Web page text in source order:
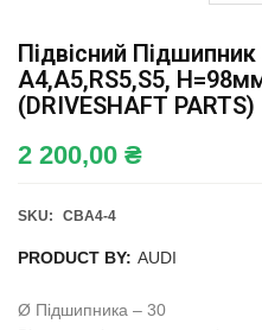
Підвісний
A4,A5,RS5,S5,
(DRIVESHAFT PARTS)
2 200,00 ₴
SKU: CBA4-4
PRODUCT BY: AUDI
Ø Підшипника – 30